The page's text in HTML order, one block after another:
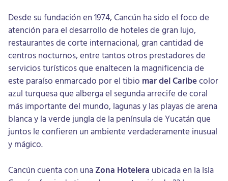
Desde su fundación en 1974, Cancún ha sido el foco de
atención para el desarrollo de hoteles de gran lujo,
restaurantes de corte internacional, gran cantidad de
centros nocturnos, entre tantos otros prestadores de
servicios turísticos que enaltecen la magnificencia de
este paraíso enmarcado por el tibio mar del Caribecolor
azul turquesa que alberga el segunda arrecife de coral
más importante del mundo, lagunas y las playas de arena
blanca y la verde jungla de la península de Yucatán que
juntos le confieren un ambiente verdaderamente inusual
y mágico.
Cancún cuenta con una Zona Hotelera ubicada en la Isla